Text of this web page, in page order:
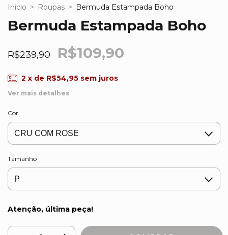
Início > Roupas > Bermuda Estampada Boho
Bermuda Estampada Boho
R$239,90 R$109,90
2 x de R$54,95 sem juros
Ver mais detalhes
Cor
Tamanho
Atenção, última peça!